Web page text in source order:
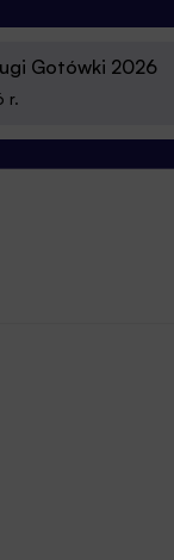
Gotówki 2026
r.